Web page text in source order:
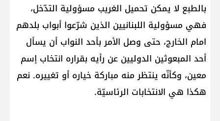
بالطبع لا يمكن تحميل الغريب مسؤولية التدّخل،
فهي مسؤولية اللبنانيين الذين شرّعوا أبواب بلدهم
امام الخارج، حتى وصل الأمر بأحد النواب أن يسأل
أحد المبعوثين الدوليين عن رأيه بقراره انتخاب إسم
معين، وكأنّه ينتظر منه مباركة خياره أو تغييره. نعم
هكذا هي الانتخابات الرئاسيّة.